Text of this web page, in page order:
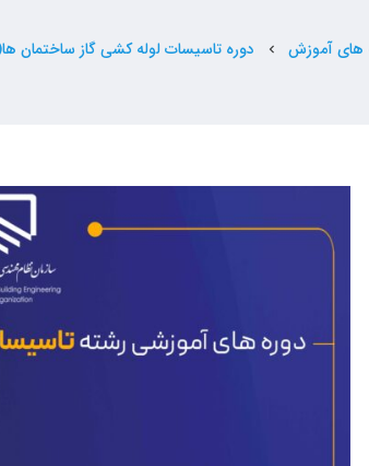
های آموزش chevron_left دوره تاسیسات لوله کشی گاز ساختمان